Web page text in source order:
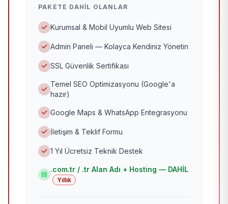
PAKETE DAHIL OLANLAR
Kurumsal & Mobil Uyumlu Web Sitesi
Admin Paneli — Kolayca Kendiniz Yönetin
SSL Güvenlik Sertifikası
Temel SEO Optimizasyonu (Google'a
hazır)
Google Maps & WhatsApp Entegrasyonu
İletişim & Teklif Formu
1 Yıl Ücretsiz Teknik Destek
.com.tr / .tr Alan Adı + Hosting — DAHİL
Yıllık